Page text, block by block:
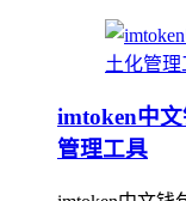
imtoken中
管理工具